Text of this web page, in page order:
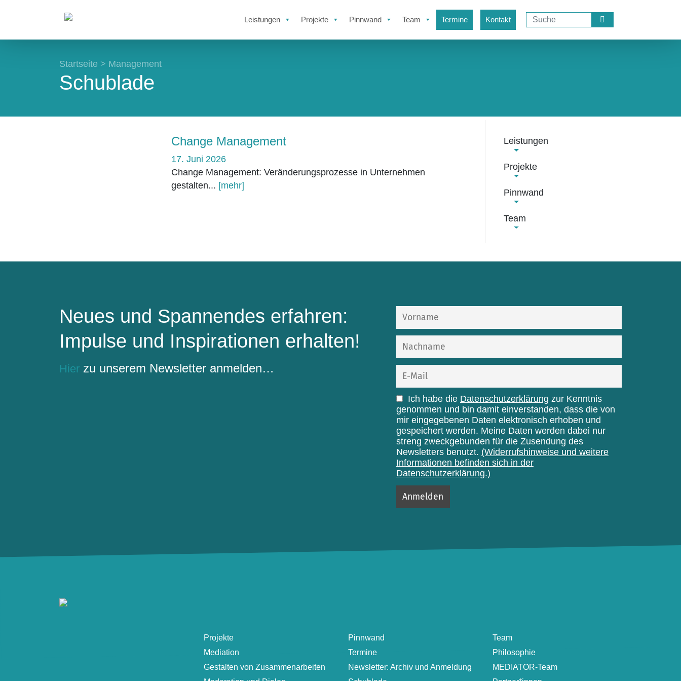
Leistungen Projekte Pinnwand Team Termine Kontakt
Startseite > Management
Schublade
Change Management
17. Juni 2026
Change Management: Veränderungsprozesse in Unternehmen
gestalten... [mehr]
Leistungen
Projekte
Pinnwand
Team
Neues und Spannendes erfahren:
Impulse und Inspirationen erhalten!
Hier zu unserem Newsletter anmelden…
Ich habe die Datenschutzerklärung zur Kenntnis
genommen und bin damit einverstanden, dass die von
mir eingegebenen Daten elektronisch erhoben und
gespeichert werden. Meine Daten werden dabei nur
streng zweckgebunden für die Zusendung des
Newsletters benutzt. (Widerrufshinweise und weitere
Informationen befinden sich in der
Datenschutzerklärung.)
Projekte
Mediation
Gestalten von Zusammenarbeiten
Pinnwand
Termine
Newsletter: Archiv und Anmeldung
Team
Philosophie
MEDIATOR-Team